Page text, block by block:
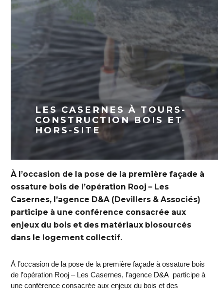
LES CASERNES À TOURS-
CONSTRUCTION BOIS ET
HORS-SITE
À l’occasion de la pose de la première façade à
ossature bois de l’opération Rooj – Les
Casernes, l’agence D&A (Devillers & Associés)
participe à une conférence consacrée aux
enjeux du bois et des matériaux biosourcés
dans le logement collectif.
À l’occasion de la pose de la première façade à ossature bois
de l’opération Rooj – Les Casernes, l’agence D&A participe à
une conférence consacrée aux enjeux du bois et des